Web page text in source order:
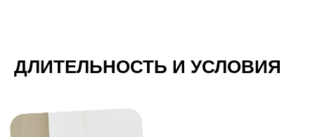
ДЛИТЕЛЬНОСТЬ И УСЛОВИЯ
Запишите двух и более детей
и получите 10% скидку каждому!